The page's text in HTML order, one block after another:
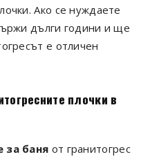
Ако се нуждаете
дълги години и ще
е отличен
плочки в
за баня от гранитогрес